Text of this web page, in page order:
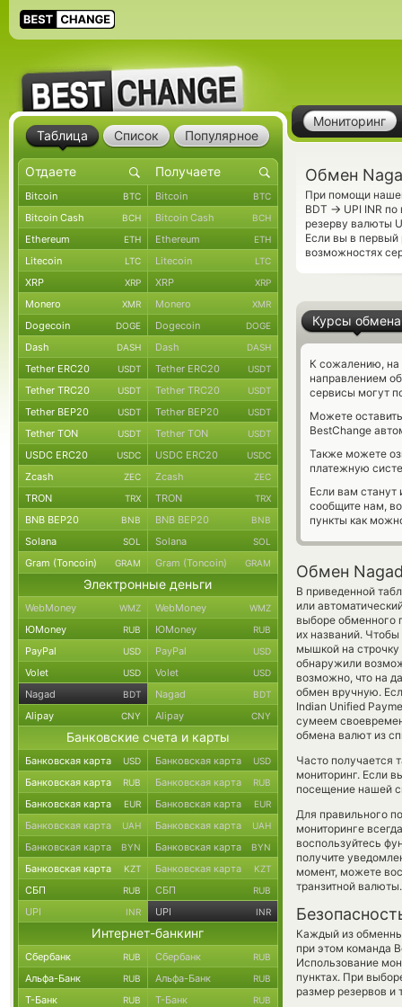
Мониторинг
Обмен
При помощи
BDT → UPI INR
резерву валюты
Если вы в первый
возможностях
Курсы обмена
К сожалению, на
направлением
сервисы могут
Можете
BestChange
Также можете
платежную
Если вам
сообщите нам,
пункты как
Обмен
В приведенной
или
выборе обменного
их названий.
мышкой на строчку
обнаружили
возможно, что на
обмен вручную.
Indian Unified
сумеем
обмена валют из
Часто получается
мониторинг. Если
посещение нашей
Для правильного
мониторинге
воспользуйтесь
получите
момент, можете
транзитной валюты.
Каждый из
при этом команда
Использование
пунктах. При
размер резервов и
Таблица Список Популярное
Bitcoin BTC Bitcoin BTC
Bitcoin Cash BCH Bitcoin Cash BCH
Ethereum ETH Ethereum ETH
Litecoin LTC Litecoin LTC
XRP XRP XRP XRP
Monero XMR Monero XMR
Dogecoin DOGE Dogecoin DOGE
Dash DASH Dash DASH
Tether ERC20 USDT Tether ERC20 USDT
Tether TRC20 USDT Tether TRC20 USDT
Tether BEP20 USDT Tether BEP20 USDT
Tether TON USDT Tether TON USDT
USDC ERC20 USDC USDC ERC20 USDC
Zcash ZEC Zcash ZEC
TRON TRX TRON TRX
BNB BEP20 BNB BNB BEP20 BNB
Solana SOL Solana SOL
Gram (Toncoin) GRAM Gram (Toncoin) GRAM
Электронные деньги
WebMoney WMZ WebMoney WMZ
ЮMoney RUB ЮMoney RUB
PayPal USD PayPal USD
Volet USD Volet USD
Nagad BDT Nagad BDT
Alipay CNY Alipay CNY
Банковские счета и карты
Банковская карта USD Банковская карта USD
Банковская карта RUB Банковская карта RUB
Банковская карта EUR Банковская карта EUR
Банковская карта UAH Банковская карта UAH
Банковская карта BYN Банковская карта BYN
Банковская карта KZT Банковская карта KZT
СБП RUB СБП RUB
UPI INR UPI INR
Интернет-банкинг
Сбербанк RUB Сбербанк RUB
Альфа-Банк RUB Альфа-Банк RUB
Т-Банк RUB Т-Банк RUB